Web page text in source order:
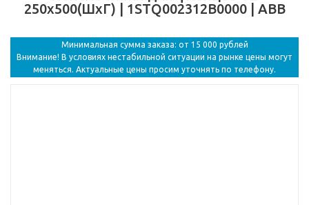
250х500(ШхГ) | 1STQ002312B0000 | ABB
Минимальная сумма заказа: от 15 000 рублей
Внимание! В условиях нестабильной ситуации на рынке цены могут
меняться. Актуальные цены просим уточнять по телефону.